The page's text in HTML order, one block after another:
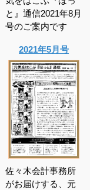
と』通信2021年8月
号のご案内です
2021年5月号
佐々木会計事務所
がお届けする、元